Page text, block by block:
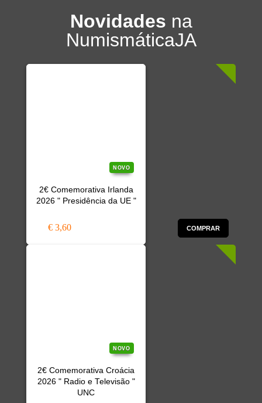
Novidades na
NumismáticaJA
NOVO
2€ Comemorativa Irlanda
2026 " Presidência da UE "
€ 3,60 COMPRAR
NOVO
2€ Comemorativa Croácia
2026 " Radio e Televisão "
UNC